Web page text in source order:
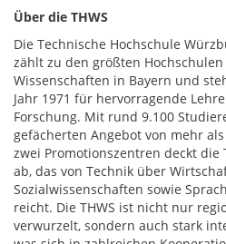
Über die THWS
Die Technische Hochschule
zählt zu den größten
Wissenschaften in Bayern und
Jahr 1971 für hervorragende
Forschung. Mit rund 9.100
gefächerten Angebot von mehr
zwei Promotionszentren deckt die
ab, das von Technik über
Sozialwissenschaften sowie
reicht. Die THWS ist nicht nur
verwurzelt, sondern auch stark